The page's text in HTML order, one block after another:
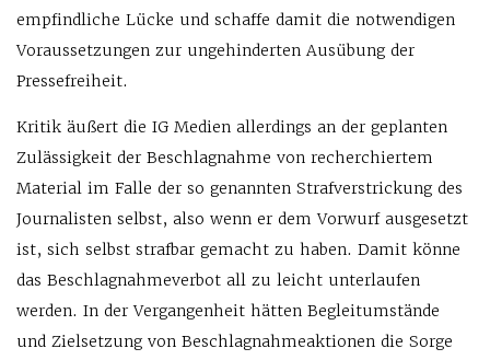
empfindliche Lücke und schaffe damit die notwendigen
Voraussetzungen zur ungehinderten Ausübung der
Pressefreiheit.
Kritik äußert die IG Medien allerdings an der geplanten
Zulässigkeit der Beschlagnahme von recherchiertem
Material im Falle der so genannten Strafverstrickung des
Journalisten selbst, also wenn er dem Vorwurf ausgesetzt
ist, sich selbst strafbar gemacht zu haben. Damit könne
das Beschlagnahmeverbot all zu leicht unterlaufen
werden. In der Vergangenheit hätten Begleitumstände
und Zielsetzung von Beschlagnahmeaktionen die Sorge